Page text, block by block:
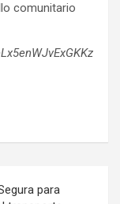
comunitario
para